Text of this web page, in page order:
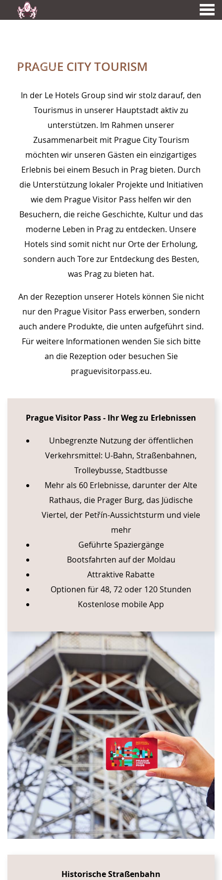
PRAGUE CITY TOURISM
In der Le Hotels Group sind wir stolz darauf, den
Tourismus in unserer Hauptstadt aktiv zu
unterstützen. Im Rahmen unserer
Zusammenarbeit mit Prague City Tourism
möchten wir unseren Gästen ein einzigartiges
Erlebnis bei einem Besuch in Prag bieten. Durch
die Unterstützung lokaler Projekte und Initiativen
wie dem Prague Visitor Pass helfen wir den
Besuchern, die reiche Geschichte, Kultur und das
moderne Leben in Prag zu entdecken. Unsere
Hotels sind somit nicht nur Orte der Erholung,
sondern auch Tore zur Entdeckung des Besten,
was Prag zu bieten hat.
An der Rezeption unserer Hotels können Sie nicht
nur den Prague Visitor Pass erwerben, sondern
auch andere Produkte, die unten aufgeführt sind.
Für weitere Informationen wenden Sie sich bitte
an die Rezeption oder besuchen Sie
praguevisitorpass.eu.
Prague Visitor Pass - Ihr Weg zu Erlebnissen
Unbegrenzte Nutzung der öffentlichen
Verkehrsmittel: U-Bahn, Straßenbahnen,
Trolleybusse, Stadtbusse
Mehr als 60 Erlebnisse, darunter der Alte
Rathaus, die Prager Burg, das Jüdische
Viertel, der Petřín-Aussichtsturm und viele
mehr
Geführte Spaziergänge
Bootsfahrten auf der Moldau
Attraktive Rabatte
Optionen für 48, 72 oder 120 Stunden
Kostenlose mobile App
Historische Straßenbahn